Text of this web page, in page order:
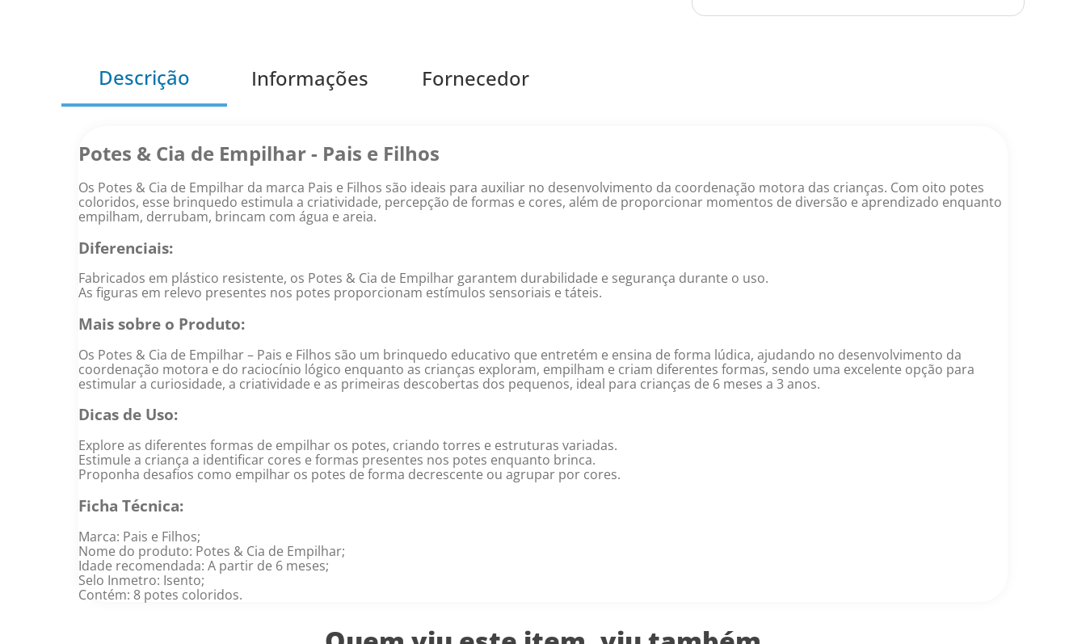
Descrição Informações Fornecedor
Potes & Cia de Empilhar - Pais e Filhos
Os Potes & Cia de Empilhar da marca Pais e Filhos são ideais para auxiliar no desenvolvimento da coordenação motora das crianças. Com oito potes
coloridos, esse brinquedo estimula a criatividade, percepção de formas e cores, além de proporcionar momentos de diversão e aprendizado enquanto
empilham, derrubam, brincam com água e areia.
Diferenciais:
Fabricados em plástico resistente, os Potes & Cia de Empilhar garantem durabilidade e segurança durante o uso.
As figuras em relevo presentes nos potes proporcionam estímulos sensoriais e táteis.
Mais sobre o Produto:
Os Potes & Cia de Empilhar – Pais e Filhos são um brinquedo educativo que entretém e ensina de forma lúdica, ajudando no desenvolvimento da
coordenação motora e do raciocínio lógico enquanto as crianças exploram, empilham e criam diferentes formas, sendo uma excelente opção para
estimular a curiosidade, a criatividade e as primeiras descobertas dos pequenos, ideal para crianças de 6 meses a 3 anos.
Dicas de Uso:
Explore as diferentes formas de empilhar os potes, criando torres e estruturas variadas.
Estimule a criança a identificar cores e formas presentes nos potes enquanto brinca.
Proponha desafios como empilhar os potes de forma decrescente ou agrupar por cores.
Ficha Técnica:
Marca: Pais e Filhos;
Nome do produto: Potes & Cia de Empilhar;
Idade recomendada: A partir de 6 meses;
Selo Inmetro: Isento;
Contém: 8 potes coloridos.